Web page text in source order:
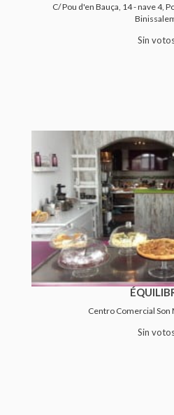
C/ Pou d'en Bauça, 14 - nave 4,
Sin
Centro Comercial Son
Sin